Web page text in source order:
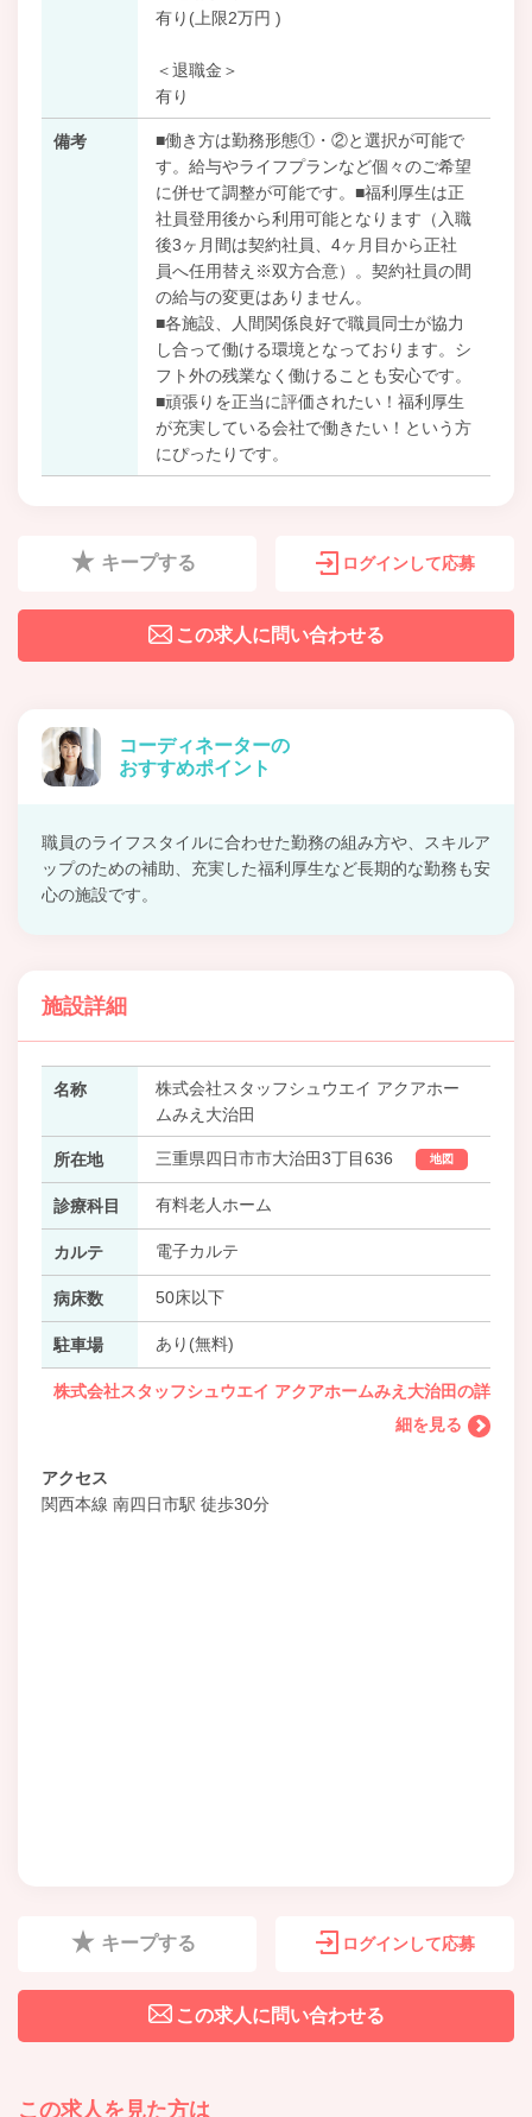
有り(上限2万円 )
＜退職金＞
有り
備考
■働き方は勤務形態①・②と選択が可能で
す。給与やライフプランなど個々のご希望
に併せて調整が可能です。■福利厚生は正
社員登用後から利用可能となります（入職
後3ヶ月間は契約社員、4ヶ月目から正社
員へ任用替え※双方合意）。契約社員の間
の給与の変更はありません。
■各施設、人間関係良好で職員同士が協力
し合って働ける環境となっております。シ
フト外の残業なく働けることも安心です。
■頑張りを正当に評価されたい！福利厚生
が充実している会社で働きたい！という方
にぴったりです。
キープする ログインして応募
この求人に問い合わせる
コーディネーターの
おすすめポイント
職員のライフスタイルに合わせた勤務の組み方や、スキルア
ップのための補助、充実した福利厚生など長期的な勤務も安
心の施設です。
施設詳細
名称
株式会社スタッフシュウエイ アクアホー
ムみえ大治田
所在地 三重県四日市市大治田3丁目636 地図
診療科目 有料老人ホーム
カルテ 電子カルテ
病床数 50床以下
駐車場 あり(無料)
株式会社スタッフシュウエイ アクアホームみえ大治田の詳
細を見る
アクセス
関西本線 南四日市駅 徒歩30分
キープする ログインして応募
この求人に問い合わせる
この求人を見た方は